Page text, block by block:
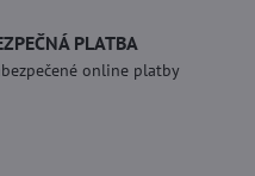
PLATBA
online platby